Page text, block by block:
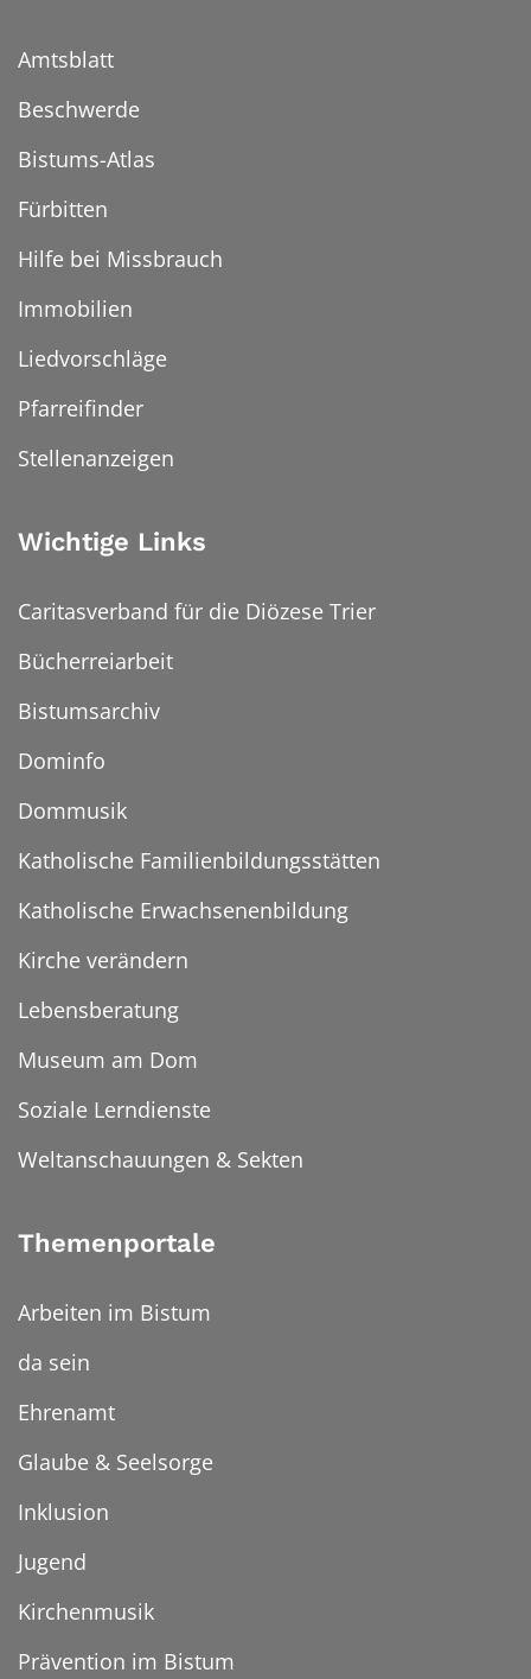
Amtsblatt
Beschwerde
Bistums-Atlas
Fürbitten
Hilfe bei Missbrauch
Immobilien
Liedvorschläge
Pfarreifinder
Stellenanzeigen
Wichtige Links
Caritasverband für die Diözese Trier
Bücherreiarbeit
Bistumsarchiv
Dominfo
Dommusik
Katholische Familienbildungsstätten
Katholische Erwachsenenbildung
Kirche verändern
Lebensberatung
Museum am Dom
Soziale Lerndienste
Weltanschauungen & Sekten
Themenportale
Arbeiten im Bistum
da sein
Ehrenamt
Glaube & Seelsorge
Inklusion
Jugend
Kirchenmusik
Prävention im Bistum